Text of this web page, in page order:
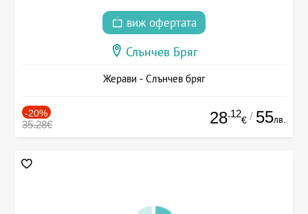
виж офертата
Слънчев Бряг
Жерави - Слънчев бряг
-20%
35.28€ 28.12
€ / 55лв.